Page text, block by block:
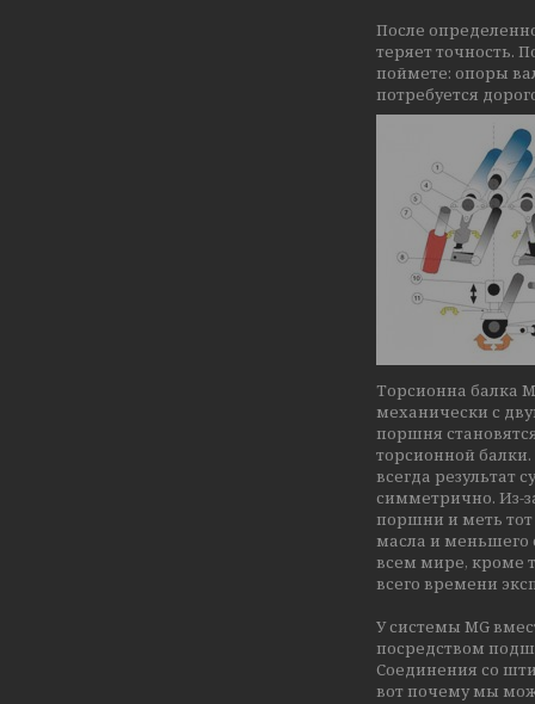
После
теряет точность.
поймете: опоры
потребуется
Торсионна балка
механически с
поршня
торсионной
всегда результат
симметрично. Из-
поршни и меть
масла и меньшего
всем мире, кроме
всего времени
У системы MG
посредством
Соединения со
вот почему мы